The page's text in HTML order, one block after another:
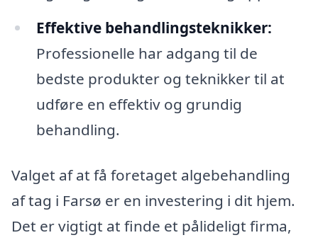
Effektive behandlingsteknikker:
Professionelle har adgang til de
bedste produkter og teknikker til at
udføre en effektiv og grundig
behandling.
Valget af at få foretaget algebehandling
af tag i Farsø er en investering i dit hjem.
Det er vigtigt at finde et pålideligt firma,